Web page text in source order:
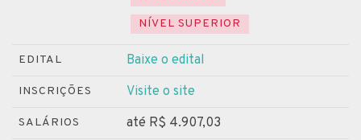
NÍVEL SUPERIOR
EDITAL Baixe o edital
INSCRIÇÕES Visite o site
SALÁRIOS até R$ 4.907,03